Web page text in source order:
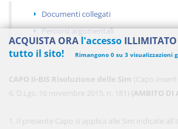
Documenti collegati
Percorsi argomentali
CAPO II-BIS Risoluzione delle Sim (Capo
6, D.Lgs. 16 novembre 2015, n. 181) (AMBITO DI
1. Il presente Capo si applica alle Sim indicate
ACQUISTA ORA l'accesso ILLIMITATO
tutto il sito!
Rimangono 0 su 3 visualizzazioni
anziché 570.00€ risparmi il